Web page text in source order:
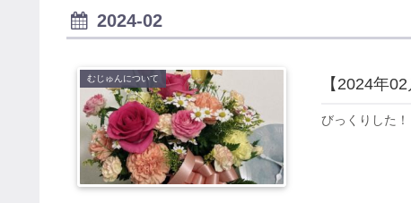
2024-02
むじゅんについて 【2024年
びっくりした！